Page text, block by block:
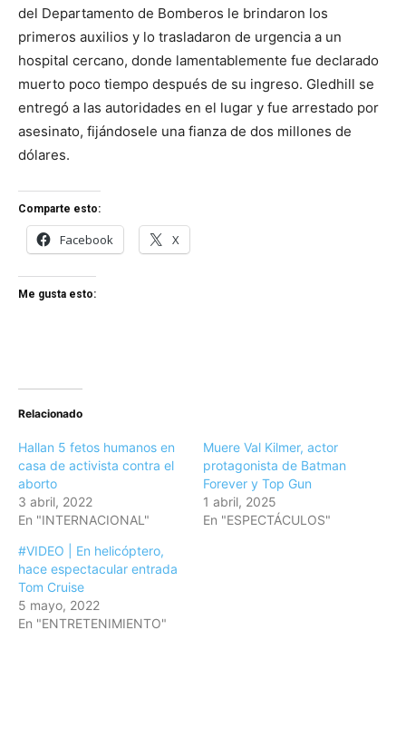
del Departamento de Bomberos le brindaron los
primeros auxilios y lo trasladaron de urgencia a un
hospital cercano, donde lamentablemente fue declarado
muerto poco tiempo después de su ingreso. Gledhill se
entregó a las autoridades en el lugar y fue arrestado por
asesinato, fijándosele una fianza de dos millones de
dólares.
Comparte esto:
Facebook X
Me gusta esto:
Relacionado
Hallan 5 fetos humanos en
casa de activista contra el
aborto
3 abril, 2022
En "INTERNACIONAL"
Muere Val Kilmer, actor
protagonista de Batman
Forever y Top Gun
1 abril, 2025
En "ESPECTÁCULOS"
#VIDEO | En helicóptero,
hace espectacular entrada
Tom Cruise
5 mayo, 2022
En "ENTRETENIMIENTO"